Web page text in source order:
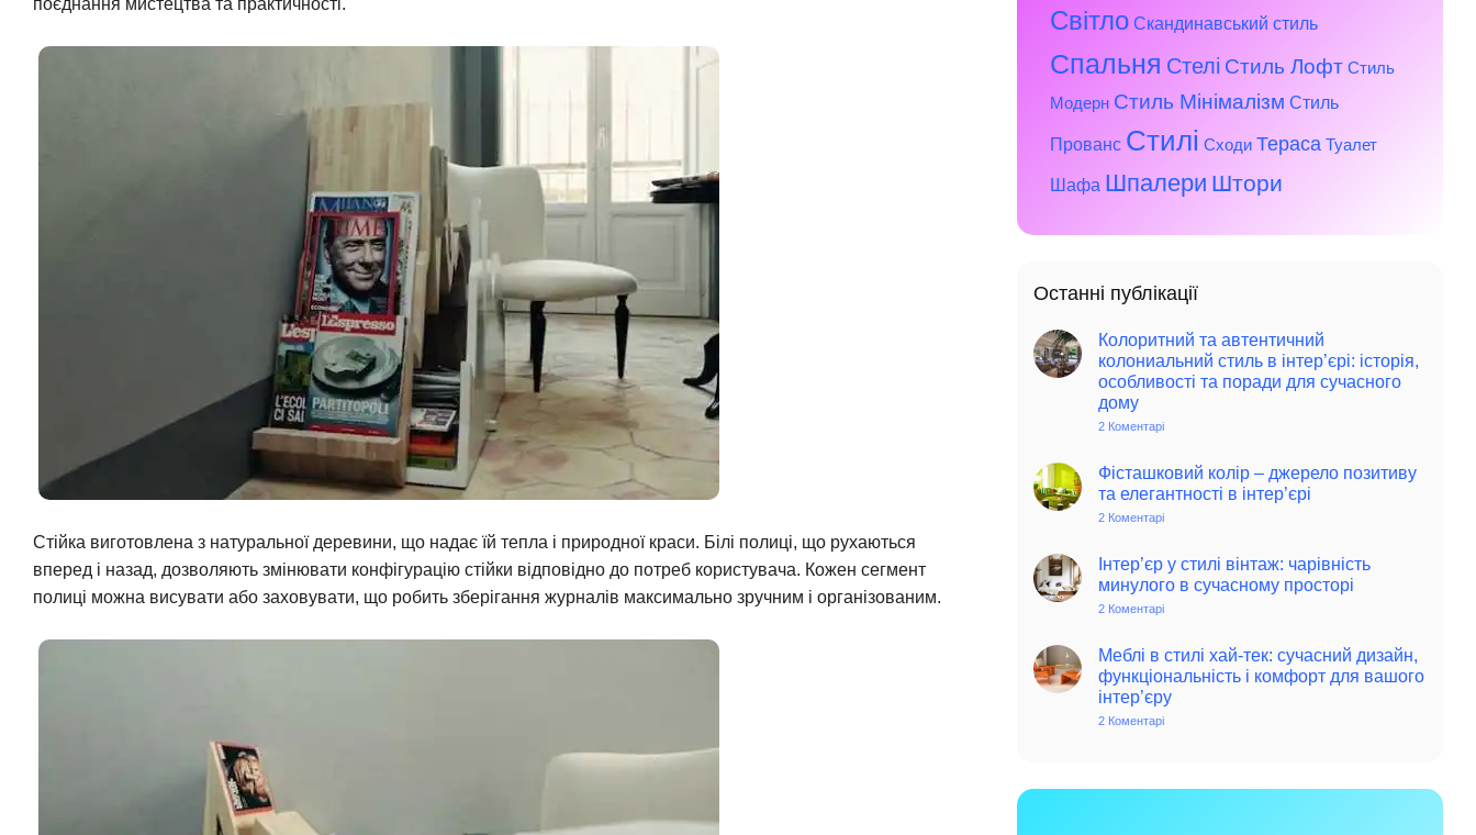
поєднання мистецтва та практичності.
Стійка виготовлена з натуральної деревини, що надає їй тепла і природної краси. Білі полиці, що рухаються
вперед і назад, дозволяють змінювати конфігурацію стійки відповідно до потреб користувача. Кожен сегмент
полиці можна висувати або заховувати, що робить зберігання журналів максимально зручним і організованим.
Світло Скандинавський стиль
Спальня Стелі Стиль Лофт Стиль
Модерн Стиль Мінімалізм Стиль
Прованс Стилі Сходи Тераса Туалет
Шафа Шпалери Штори
Останні публікації
Колоритний та автентичний
колониальний стиль в інтер’єрі: історія,
особливості та поради для сучасного
дому
2 Коментарі
автентичний
колониальний
стиль
особливості
та
поради
Фісташковий колір – джерело позитиву
та елегантності в інтер’єрі
2 Коментарі
–
джерело
позитиву
інтер’єрі
Інтер’єр у стилі вінтаж: чарівність
минулого в сучасному просторі
2 Коментарі
стилі
вінтаж:
чарівність
минулого
в
Меблі в стилі хай-тек: сучасний дизайн,
функціональність і комфорт для вашого
інтер’єру
2 Коментарі
тек: